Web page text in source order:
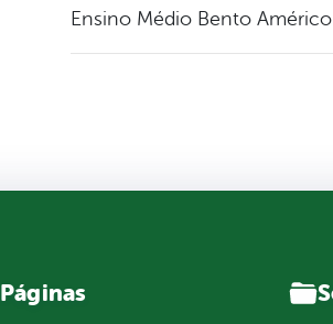
Ensino Médio Bento
Páginas